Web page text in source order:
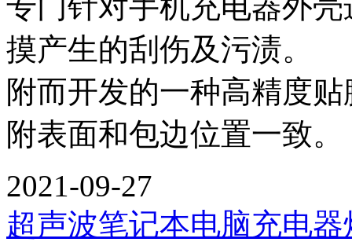
摸产生的刮伤及污渍
附而开发的一种高精度
附表面和包边位置一
2021-09-27
超声波笔记本电脑充电